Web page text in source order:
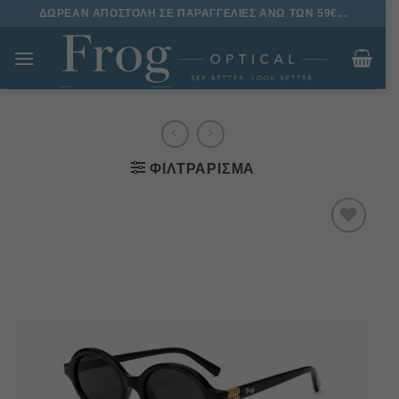
Μετάβαση
περιεχόμενο
ΔΩΡΕΑΝ ΑΠΟΣΤΟΛΗ ΣΕ ΠΑΡΑΓΓΕΛΙΕΣ ΑΝΩ ΤΩΝ 59€...
ΦΙΛΤΡΆΡΙΣΜΑ